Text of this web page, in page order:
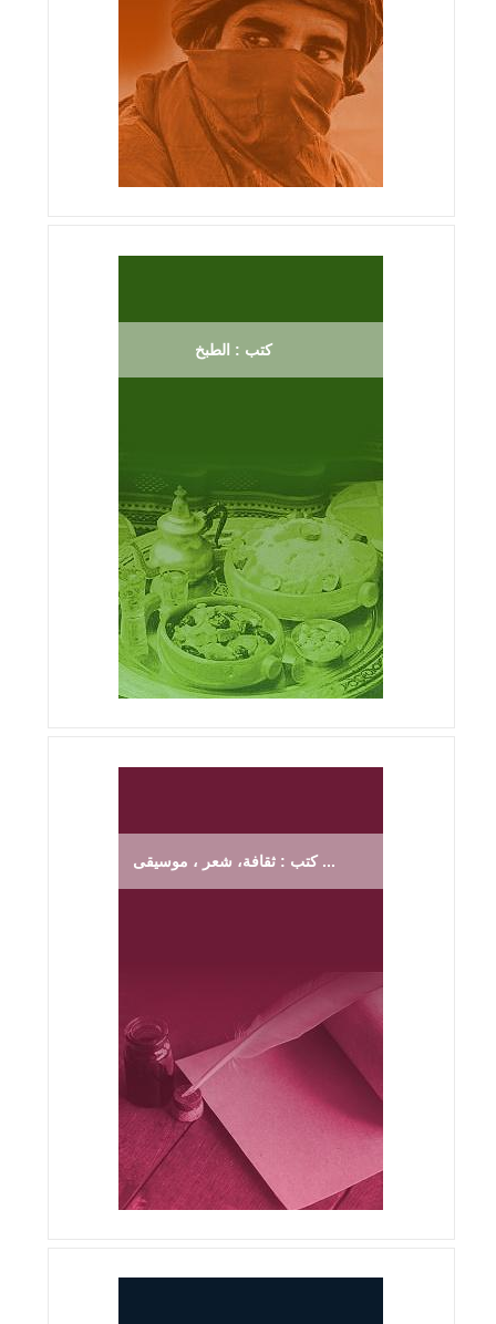
كتب : الطبخ
كتب : ثقافة، شعر ، موسيقى ...